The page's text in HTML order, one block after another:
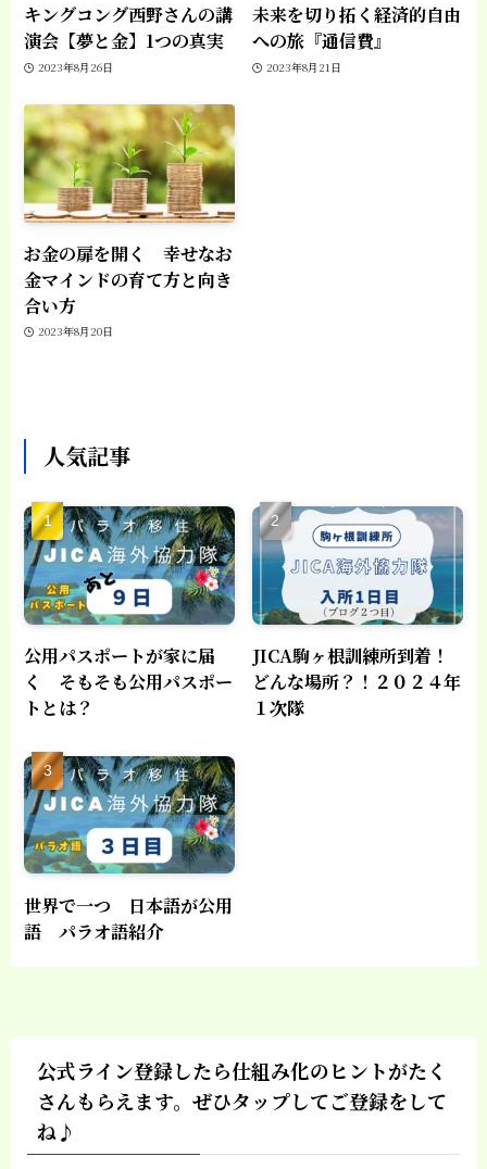
キングコング西野さんの講
演会【夢と金】1つの真実
2023年8月26日
未来を切り拓く経済的自由
への旅『通信費』
2023年8月21日
お金の扉を開く 幸せなお
金マインドの育て方と向き
合い方
2023年8月20日
人気記事
公用パスポートが家に届
く そもそも公用パスポー
トとは？
JICA駒ヶ根訓練所到着！
どんな場所？！２０２４年
１次隊
世界で一つ 日本語が公用
語 パラオ語紹介
公式ライン登録したら仕組み化のヒントがたく
さんもらえます。ぜひタップしてご登録をして
ね♪